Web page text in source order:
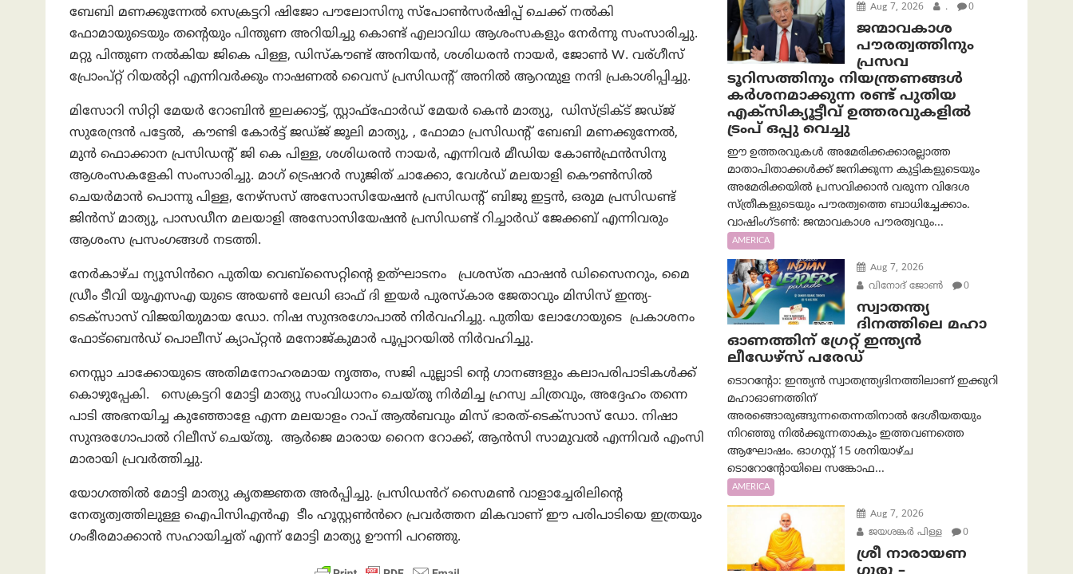
ബേബി മണക്കുന്നേൽ സെക്രട്ടറി ഷിജോ പൗലോസിനു സ്‌പോൺസർഷിപ്പ് ചെക്ക് നൽകി
ഫോമായുടെയും തന്റെയും പിന്തുണ അറിയിച്ചു കൊണ്ട് എലാവിധ ആശംസകളും നേർന്നു സംസാരിച്ചു.
മറ്റു പിന്തുണ നൽകിയ ജികെ പിള്ള, ഡിസ്‌കൗണ്ട് അനിയൻ, ശശിധരൻ നായർ, ജോൺ W. വര്ഗീസ്
പ്രോംപ്റ്റ് റിയൽറ്റി എന്നിവർക്കും നാഷണൽ വൈസ് പ്രസിഡന്റ് അനിൽ ആറന്മുള നന്ദി പ്രകാശിപ്പിച്ചു.
മിസോറി സിറ്റി മേയർ റോബിൻ ഇലക്കാട്ട്, സ്റ്റാഫ്‌ഫോർഡ് മേയർ കെൻ മാത്യു, ഡിസ്ട്രിക്ട് ജഡ്ജ്
സുരേന്ദ്രൻ പട്ടേൽ, കൗണ്ടി കോർട്ട് ജഡ്ജ് ജൂലി മാത്യു, , ഫോമാ പ്രസിഡന്റ് ബേബി മണക്കുന്നേൽ,
മുൻ ഫൊക്കാന പ്രസിഡന്റ് ജി കെ പിള്ള, ശശിധരൻ നായർ, എന്നിവർ മീഡിയ കോൺഫ്രൻസിനു
ആശംസകളേകി സംസാരിച്ചു. മാഗ് ട്രെഷറർ സുജിത് ചാക്കോ, വേൾഡ് മലയാളി കൌൺസിൽ
ചെയർമാൻ പൊന്നു പിള്ള, നേഴ്‌സസ് അസോസിയേഷൻ പ്രസിഡന്റ് ബിജു ഇട്ടൻ, ഒരുമ പ്രസിഡണ്ട്
ജിൻസ് മാത്യു, പാസഡീന മലയാളി അസോസിയേഷൻ പ്രസിഡണ്ട് റിച്ചാർഡ് ജേക്കബ് എന്നിവരും
ആശംസ പ്രസംഗങ്ങൾ നടത്തി.
നേർകാഴ്ച ന്യൂസിൻറെ പുതിയ വെബ്സൈറ്റിന്റെ ഉത്ഘാടനം പ്രശസ്ത ഫാഷൻ ഡിസൈനറും, മൈ
ഡ്രീം ടീവി യൂഎസഎ യുടെ അയൺ ലേഡി ഓഫ് ദി ഇയർ പുരസ്‌കാര ജേതാവും മിസിസ് ഇന്ത്യ-
ടെക്സാസ് വിജയിയുമായ ഡോ. നിഷ സുന്ദരഗോപാൽ നിർവഹിച്ചു. പുതിയ ലോഗോയുടെ പ്രകാശനം
ഫോട്ബെൻഡ് പൊലീസ് ക്യാപ്റ്റൻ മനോജ്കുമാർ പൂപ്പാറയിൽ നിർവഹിച്ചു.
നെസ്സാ ചാക്കോയുടെ അതിമനോഹരമായ നൃത്തം, സജി പുല്ലാടി ന്റെ ഗാനങ്ങളും കലാപരിപാടികൾക്ക്
കൊഴുപ്പേകി. സെക്രട്ടറി മോട്ടി മാത്യു സംവിധാനം ചെയ്തു നിർമിച്ച ഹ്രസ്വ ചിത്രവും, അദ്ദേഹം തന്നെ
പാടി അഭനയിച്ച കുഞ്ഞോളേ എന്ന മലയാളം റാപ് ആൽബവും മിസ് ഭാരത്-ടെക്സാസ് ഡോ. നിഷാ
സുന്ദരഗോപാൽ റിലീസ് ചെയ്തു. ആർജെ മാരായ റൈന റോക്ക്, ആൻസി സാമുവൽ എന്നിവർ എംസി
മാരായി പ്രവർത്തിച്ചു.
യോഗത്തിൽ മോട്ടി മാത്യു കൃതജ്ഞത അർപ്പിച്ചു. പ്രസിഡൻറ് സൈമൺ വാളാച്ചേരിലിന്റെ
നേതൃത്വത്തിലുള്ള ഐപിസിഎൻഎ ടീം ഹൂസ്റ്റൺൻറെ പ്രവർത്തന മികവാണ് ഈ പരിപാടിയെ ഇത്രയും
ഗംഭീരമാക്കാൻ സഹായിച്ചത് എന്ന് മോട്ടി മാത്യു ഊന്നി പറഞ്ഞു.
Aug 7, 2026 . 0
ജന്മാവകാശ
പൗരത്വത്തിനും
പ്രസവ
ടൂറിസത്തിനും നിയന്ത്രണങ്ങൾ
കർശനമാക്കുന്ന രണ്ട് പുതിയ
എക്സിക്യൂട്ടീവ് ഉത്തരവുകളിൽ
ട്രംപ് ഒപ്പു വെച്ചു
ഈ ഉത്തരവുകൾ അമേരിക്കക്കാരല്ലാത്ത
മാതാപിതാക്കൾക്ക് ജനിക്കുന്ന കുട്ടികളുടെയും
അമേരിക്കയിൽ പ്രസവിക്കാൻ വരുന്ന വിദേശ
സ്ത്രീകളുടെയും പൗരത്വത്തെ ബാധിച്ചേക്കാം.
വാഷിംഗ്ടണ്‍: ജന്മാവകാശ പൗരത്വവും...
AMERICA
Aug 7, 2026
വിനോദ് ജോൺ
0
സ്വാതന്ത്യ
ദിനത്തിലെ മഹാ
ഓണത്തിന് ഗ്രേറ്റ് ഇന്ത്യൻ
ലീഡേഴ്സ് പരേഡ്
ടൊറന്റോ: ഇന്ത്യൻ സ്വാതന്ത്ര്യദിനത്തിലാണ് ഇക്കുറി
മഹാഓണത്തിന്
അരങ്ങൊരുങ്ങുന്നതെന്നതിനാൽ ദേശീയതയും
നിറഞ്ഞു നിൽക്കുന്നതാകും ഇത്തവണത്തെ
ആഘോഷം. ഓഗസ്റ്റ് 15 ശനിയാഴ്ച
ടൊറോന്റോയിലെ സങ്കോഫ...
AMERICA
Aug 7, 2026
ജയശങ്കര്‍ പിള്ള
0
ശ്രീ നാരായണ